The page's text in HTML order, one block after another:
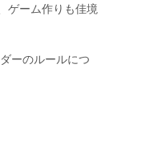
ゲーム作りも佳境
ーのルールにつ